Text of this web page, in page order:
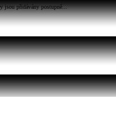
jsou přidávány postupně...